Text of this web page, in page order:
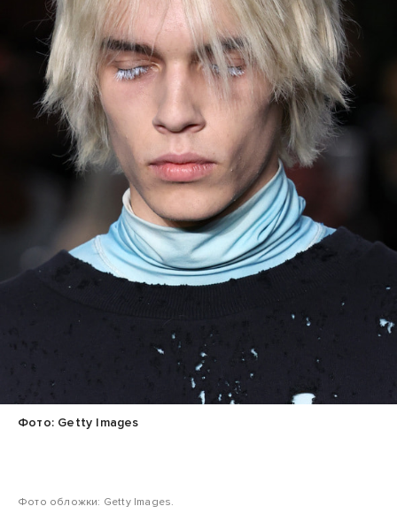
Фото: Getty Images
Фото обложки: Getty Images.